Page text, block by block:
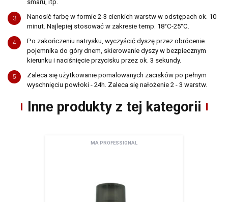
smaru, itp.
3
Nanosić farbę w formie 2-3 cienkich warstw w odstępach ok. 10
minut. Najlepiej stosować w zakresie temp. 18°C-25°C.
4
Po zakończeniu natrysku, wyczyścić dyszę przez obrócenie
pojemnika do góry dnem, skierowanie dyszy w bezpiecznym
kierunku i naciśnięcie przycisku przez ok. 3 sekundy.
5
Zaleca się użytkowanie pomalowanych zacisków po pełnym
wyschnięciu powłoki - 24h. Zaleca się nałożenie 2 - 3 warstw.
Inne produkty z tej kategorii
MA PROFESSIONAL
przenoszenia danych, prawo wniesienia sprzeciwu, prawo do
cofnięcia zgody w dowolnym momencie bez wpływu na zgodność z
jej cofnięcie oraz posiada Pan/i prawo do przenoszenia danych,
ma Pani/Pan prawo wniesienia skargi do organu nadzorczego,
tym również w formie profilowania.
podanie danych osobowych jest dobrowolne ale niezbędne do